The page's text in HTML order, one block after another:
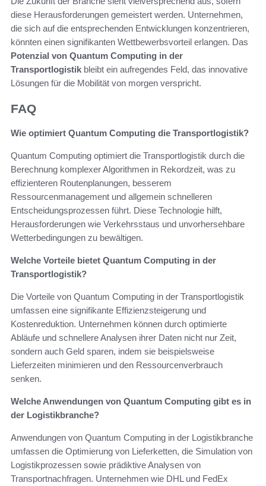
diese Herausforderungen gemeistert werden. Unternehmen,
die sich auf die entsprechenden Entwicklungen konzentrieren,
könnten einen signifikanten Wettbewerbsvorteil erlangen. Das
Potenzial von Quantum Computing in der
Transportlogistik bleibt ein aufregendes Feld, das innovative
Lösungen für die Mobilität von morgen verspricht.
FAQ
Wie optimiert Quantum Computing die Transportlogistik?
Quantum Computing optimiert die Transportlogistik durch die
Berechnung komplexer Algorithmen in Rekordzeit, was zu
effizienteren Routenplanungen, besserem
Ressourcenmanagement und allgemein schnelleren
Entscheidungsprozessen führt. Diese Technologie hilft,
Herausforderungen wie Verkehrsstaus und unvorhersehbare
Wetterbedingungen zu bewältigen.
Welche Vorteile bietet Quantum Computing in der
Transportlogistik?
Die Vorteile von Quantum Computing in der Transportlogistik
umfassen eine signifikante Effizienzsteigerung und
Kostenreduktion. Unternehmen können durch optimierte
Abläufe und schnellere Analysen ihrer Daten nicht nur Zeit,
sondern auch Geld sparen, indem sie beispielsweise
Lieferzeiten minimieren und den Ressourcenverbrauch
senken.
Welche Anwendungen von Quantum Computing gibt es in
der Logistikbranche?
Anwendungen von Quantum Computing in der Logistikbranche
umfassen die Optimierung von Lieferketten, die Simulation von
Logistikprozessen sowie prädiktive Analysen von
Transportnachfragen. Unternehmen wie DHL und FedEx